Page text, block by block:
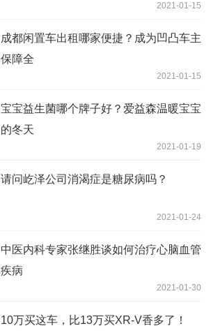
2021-01-15
成都闲置车出租哪家便捷？成为凹凸车主
保障全
2021-01-15
宝宝益生菌哪个牌子好？爱益森温暖宝宝
的冬天
2021-01-19
请问屹泽公司消渴症是糖尿病吗？
2021-01-24
中医内科专家张继胜谈如何治疗心脑血管
疾病
2021-01-30
10万买这车，比13万买XR-V香多了！